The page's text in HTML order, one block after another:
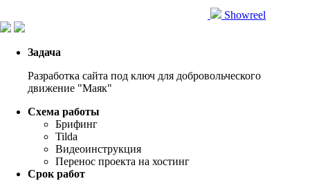
Showreel
Задача
Разработка сайта под ключ для добровольческого
движение "Маяк"
Схема работы
Брифинг
Tilda
Видеоинструкция
Перенос проекта на хостинг
Срок работ